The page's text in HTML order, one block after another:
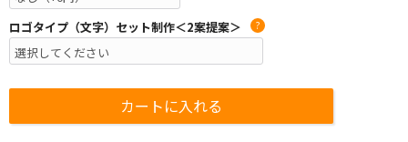
ロゴタイプ（文字）セット制作＜2案提案＞ ?